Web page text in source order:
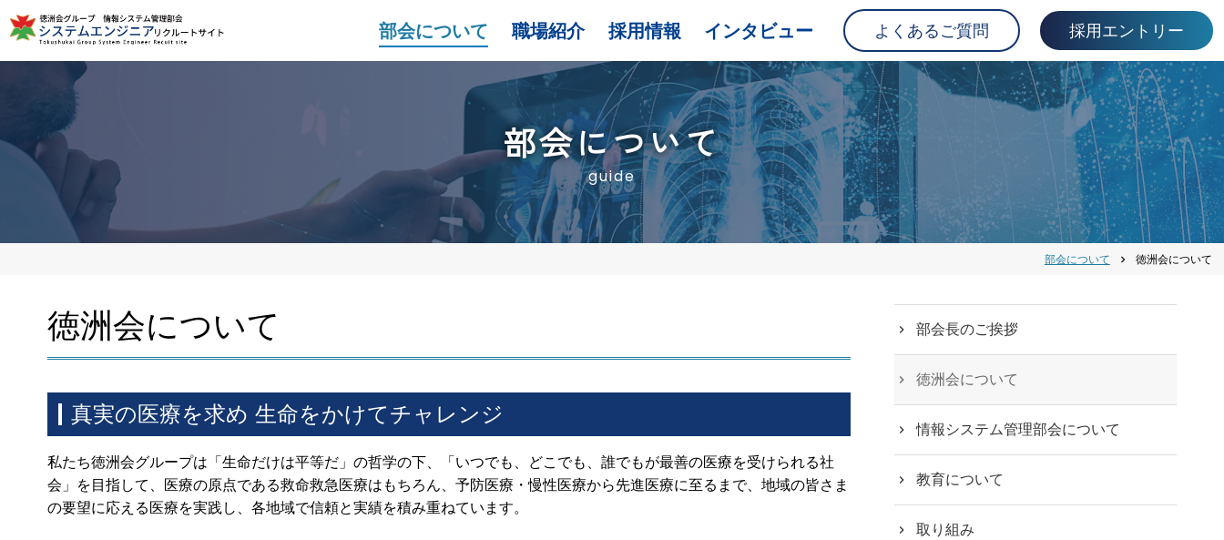
部会について 職場紹介 採用情報 インタビュー よくあるご質問 採用エントリー
部会について
guide
部会について chevron_right 徳洲会について
徳洲会について
真実の医療を求め 生命をかけてチャレンジ
私たち徳洲会グループは「生命だけは平等だ」の哲学の下、「いつでも、どこでも、誰でもが最善の医療を受けられる社
会」を目指して、医療の原点である救命救急医療はもちろん、予防医療・慢性医療から先進医療に至るまで、地域の皆さま
の要望に応える医療を実践し、各地域で信頼と実績を積み重ねています。
部会長のご挨拶
徳洲会について
情報システム管理部会について
教育について
取り組み